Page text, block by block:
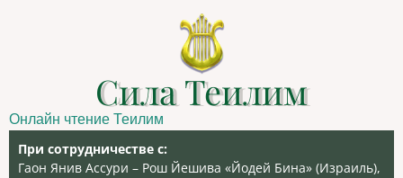
Сила Теилим
Онлайн чтение Теилим
При сотрудничестве с:
Гаон Янив Ассури – Рош Йешива «Йодей Бина» (Израиль),